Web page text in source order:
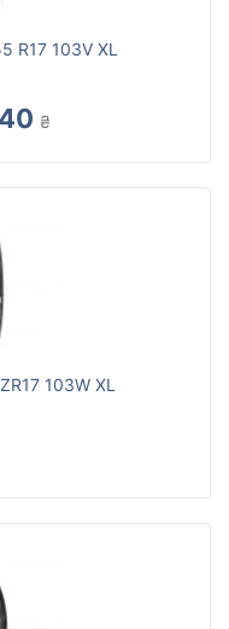
R17 103V XL
₴
103W XL